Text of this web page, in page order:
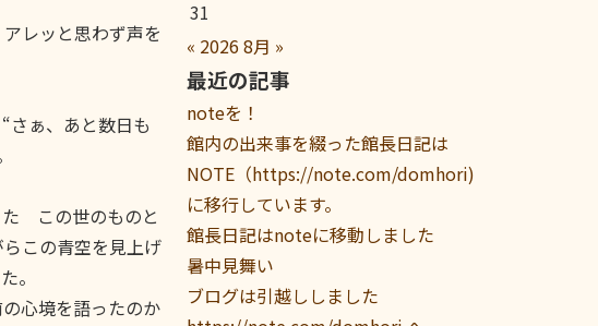
レッと思わず声を
さぁ、あと数日も
た この世のものと
この青空を見上げ
。
心境を語ったのか
31
« 20268月 »
最近の記事
noteを！
館内の出来事を綴った館長日記は
NOTE（https://note.com/domhori)
に移行しています。
館長日記はnoteに移動しました
暑中見舞い
ブログは引越ししました